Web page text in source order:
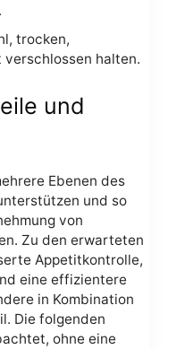
trocken,
halten.
und
Ebenen des
und so
von
Zu den erwarteten
Appetitkontrolle,
eine effizientere
in Kombination
Die folgenden
ohne eine